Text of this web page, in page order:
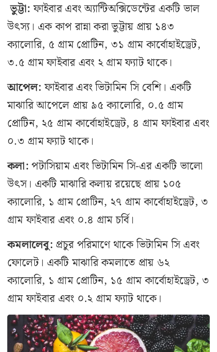
ভুট্টা:ফাইবার এবং অ্যান্টিঅক্সিডেন্টের একটি ভাল
উৎস্য। এক কাপ রান্না করা ভুট্টায় প্রায় ১৪৩
ক্যালোরি, ৫ গ্রাম প্রোটিন, ৩১ গ্রাম কার্বোহাইড্রেট,
৩.৫ গ্রাম ফাইবার এবং ২ গ্রাম ফ্যাট থাকে।
আপেল:ফাইবার এবং ভিটামিন সি বেশি। একটি
মাঝারি আপেলে প্রায় ৯৫ ক্যালোরি, ০.৫ গ্রাম
প্রোটিন, ২৫ গ্রাম কার্বোহাইড্রেট, ৪ গ্রাম ফাইবার এবং
০.৩ গ্রাম ফ্যাট থাকে।
কলা:পটাসিয়াম এবং ভিটামিন সি-এর একটি ভালো
উৎস। একটি মাঝারি কলায় রয়েছে প্রায় ১০৫
ক্যালোরি, ১ গ্রাম প্রোটিন, ২৭ গ্রাম কার্বোহাইড্রেট, ৩
গ্রাম ফাইবার এবং ০.৪ গ্রাম চর্বি।
কমলালেবু: প্রচুর পরিমাণে থাকে ভিটামিন সি এবং
ফোলেট। একটি মাঝারি কমলাতে প্রায় ৬২
ক্যালোরি, ১ গ্রাম প্রোটিন, ১৫ গ্রাম কার্বোহাইড্রেট, ৩
গ্রাম ফাইবার এবং ০.২ গ্রাম ফ্যাট থাকে।